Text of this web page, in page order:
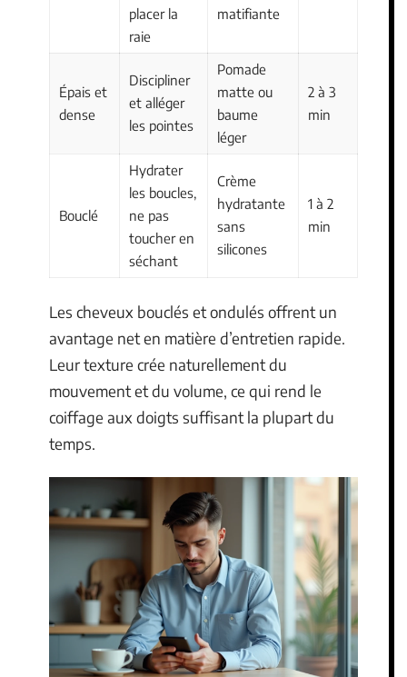
placer la
raie
matifiante
Épais et
dense
Discipliner
et alléger
les pointes
Pomade
matte ou
baume
léger
2 à 3
min
Bouclé
Hydrater
les boucles,
ne pas
toucher en
séchant
Crème
hydratante
sans
silicones
1 à 2
min
Les cheveux bouclés et ondulés offrent un
avantage net en matière d’entretien rapide.
Leur texture crée naturellement du
mouvement et du volume, ce qui rend le
coiffage aux doigts suffisant la plupart du
temps.